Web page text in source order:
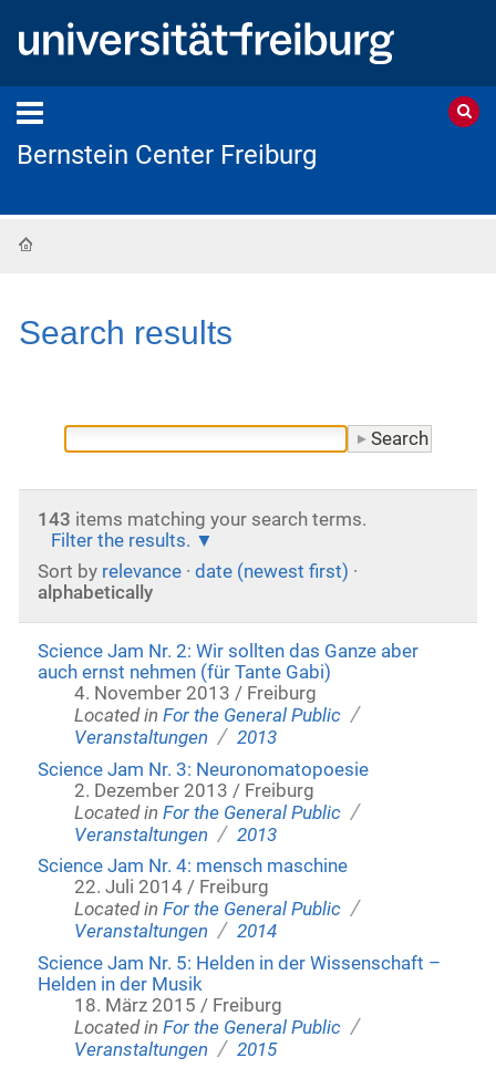
Bernstein Center Freiburg
Search results
143 items matching your search terms.
Filter the results.
Sort by relevance · date (newest first) ·
alphabetically
Science Jam Nr. 2: Wir sollten das Ganze aber
auch ernst nehmen (für Tante Gabi)
4. November 2013 / Freiburg
Located inFor the General Public /
Veranstaltungen / 2013
Science Jam Nr. 3: Neuronomatopoesie
2. Dezember 2013 / Freiburg
Located inFor the General Public /
Veranstaltungen / 2013
Science Jam Nr. 4: mensch maschine
22. Juli 2014 / Freiburg
Located inFor the General Public /
Veranstaltungen / 2014
Science Jam Nr. 5: Helden in der Wissenschaft –
Helden in der Musik
18. März 2015 / Freiburg
Located inFor the General Public /
Veranstaltungen / 2015